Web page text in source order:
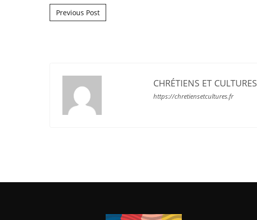
Post navigation
Previous Post
CHRÉTIENS ET CULTURES
https://chretiensetcultures.fr